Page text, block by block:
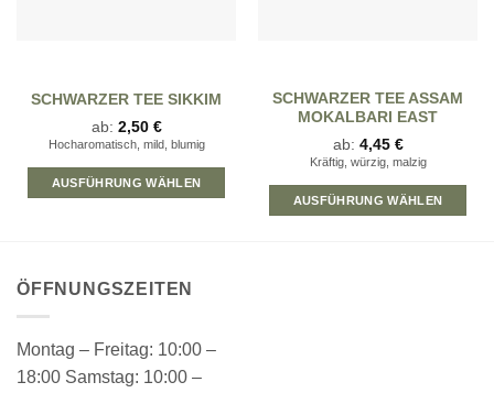
SCHWARZER TEE SIKKIM
ab: 2,50 €
Hocharomatisch, mild, blumig
AUSFÜHRUNG WÄHLEN
Die
Optionen
SCHWARZER TEE ASSAM
MOKALBARI EAST
ab: 4,45 €
Kräftig, würzig, malzig
AUSFÜHRUNG WÄHLEN
ÖFFNUNGSZEITEN
Montag – Freitag: 10:00 –
18:00 Samstag: 10:00 –